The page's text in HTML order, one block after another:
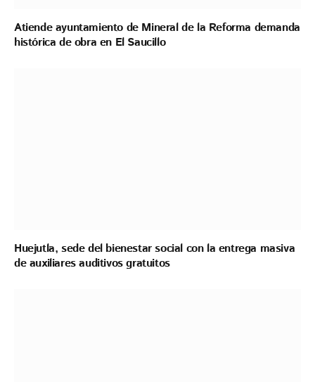
Atiende ayuntamiento de Mineral de la Reforma demanda
histórica de obra en El Saucillo
Huejutla, sede del bienestar social con la entrega masiva
de auxiliares auditivos gratuitos